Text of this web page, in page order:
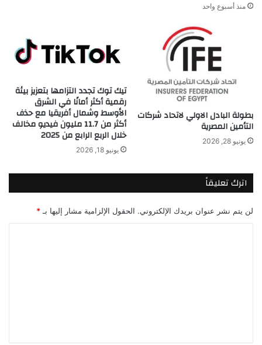
منذ أسبوع واحد
بطولة البادل الاولي لاتحاد شركات
التأمين المصرية
يونيو 28, 2026
تيك توك تجدد التزامها بتعزيز بيئة
رقمية أكثر أمانًا في الشرق
الأوسط وشمال أفريقيا مع حذف
أكثر من 11.7 مليون فيديو مخالف
خلال الربع الرابع من 2025
يونيو 18, 2026
اترك تعليقاً
لن يتم نشر عنوان بريدك الإلكتروني. الحقول الإلزامية مشار إليها بـ *